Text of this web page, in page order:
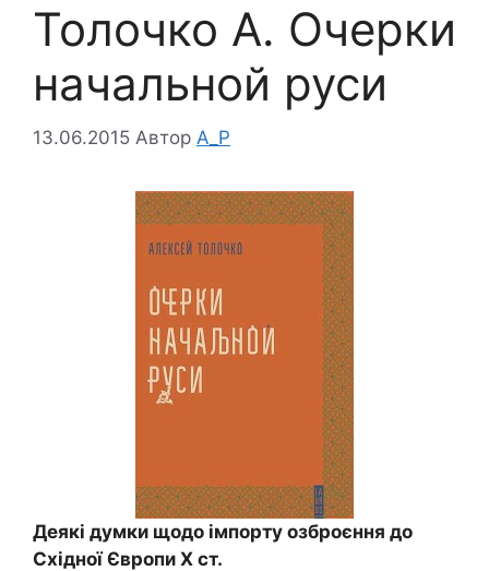
Толочко А. Очерки
начальной руси
13.06.2015 Автор A_P
Деякі думки щодо імпорту озброєння до
Східної Європи Х ст.